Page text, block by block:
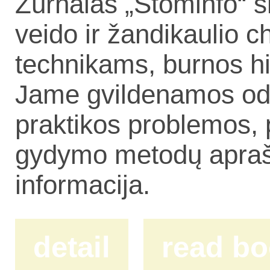
veido ir žandikaulio
technikams, burnos
Jame gvildenamos
praktikos problemos,
gydymo metodų
informacija.
detail read